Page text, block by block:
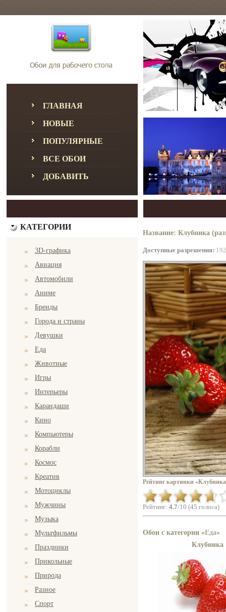
ГЛАВНАЯ
НОВЫЕ
ПОПУЛЯРНЫЕ
ВСЕ ОБОИ
ДОБАВИТЬ
КАТЕГОРИИ
3D-графика
Авиация
Автомобили
Аниме
Бренды
Города и страны
Девушки
Еда
Животные
Игры
Интерьеры
Карандаши
Кино
Компьютеры
Корабли
Космос
Креатив
Мотоциклы
Мужчины
Музыка
Мультфильмы
Праздники
Прикольные
Природа
Разное
Спорт
Название: Клубника
Доступные разрешения:
Рейтинг картинки
Рейтинг: 4.7/10 (45 голоса)
Обои с категории «Еда»
Клубника